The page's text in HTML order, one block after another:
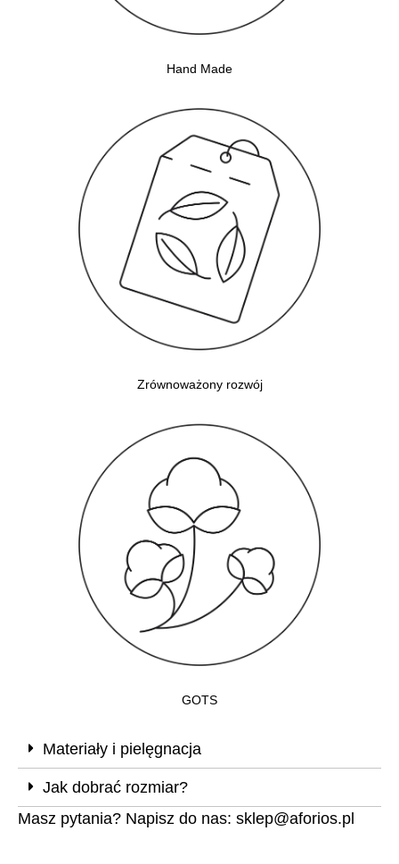
Hand Made
Zrównoważony rozwój
GOTS
Materiały i pielęgnacja
Jak dobrać rozmiar?
Masz pytania? Napisz do nas: sklep@aforios.pl